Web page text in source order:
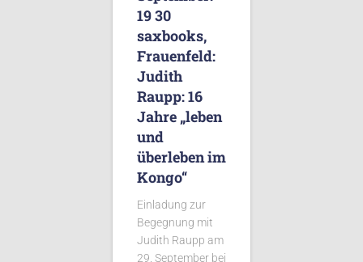
19 30
saxbooks,
Frauenfeld:
Judith
Raupp: 16
Jahre „leben
und
überleben im
Kongo“
Einladung zur
Begegnung mit
Judith Raupp am
29. September bei